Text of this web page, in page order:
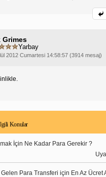
Grimes
Yarbay
2012 Cumartesi 14:58:57 (3914 mesaj)
Konular
İçin Ne Kadar Para Gerekir ?
Gelen Para Transferi için En Az